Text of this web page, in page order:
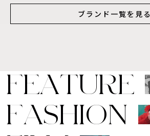
ブランド一覧を見る
FEATURE
FASHION